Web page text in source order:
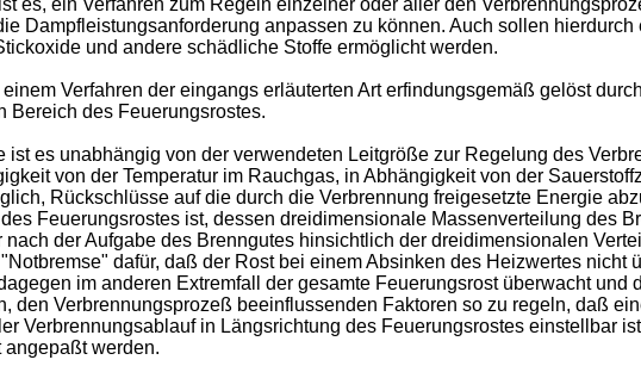
es, ein Verfahren zum Regeln einzelner oder aller den
Dampfleistungsanforderung anpassen zu können. Auch sollen
und andere schädliche Stoffe ermöglicht werden.
Verfahren der eingangs erläuterten Art erfindungsgemäß gelöst
Bereich des Feuerungsrostes.
ist es unabhängig von der verwendeten Leitgröße zur Regelung des
von der Temperatur im Rauchgas, in Abhängigkeit von der
Rückschlüsse auf die durch die Verbrennung freigesetzte Energie
Feuerungsrostes ist, dessen dreidimensionale Massenverteilung des
nach der Aufgabe des Brenngutes hinsichtlich der dreidimensionalen
dafür, daß der Rost bei einem Absinken des Heizwertes
im anderen Extremfall der gesamte Feuerungsrost überwacht
den Verbrennungsprozeß beeinflussenden Faktoren so zu regeln, daß
Verbrennungsablauf in Längsrichtung des Feuerungsrostes einstellbar
angepaßt werden.